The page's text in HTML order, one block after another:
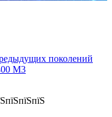
поколений
M3